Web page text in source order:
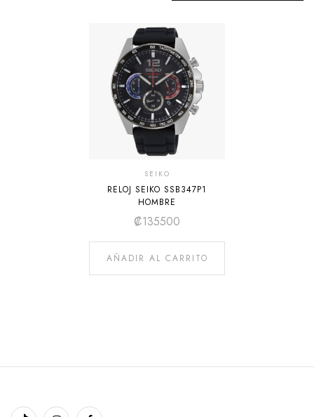
SEIKO
RELOJ SEIKO SSB347P1
HOMBRE
₡135500
AÑADIR AL CARRITO